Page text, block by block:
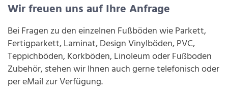
Wir freuen uns auf Ihre Anfrage
Bei Fragen zu den einzelnen Fußböden wie Parkett,
Fertigparkett, Laminat, Design Vinylböden, PVC,
Teppichböden, Korkböden, Linoleum oder Fußboden
Zubehör, stehen wir Ihnen auch gerne telefonisch oder
per eMail zur Verfügung.